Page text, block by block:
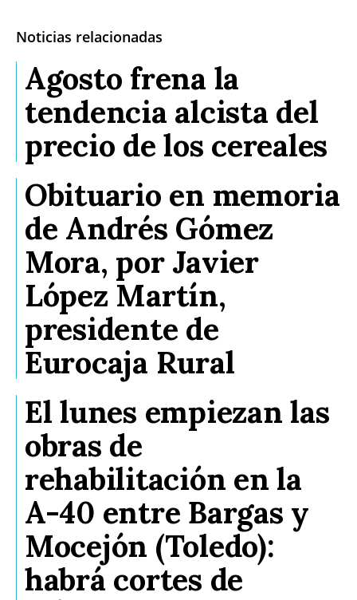
Noticias relacionadas
Agosto frena la
tendencia alcista del
precio de los cereales
Obituario en memoria
de Andrés Gómez
Mora, por Javier
López Martín,
presidente de
Eurocaja Rural
El lunes empiezan las
obras de
rehabilitación en la
A-40 entre Bargas y
Mocejón (Toledo):
habrá cortes de